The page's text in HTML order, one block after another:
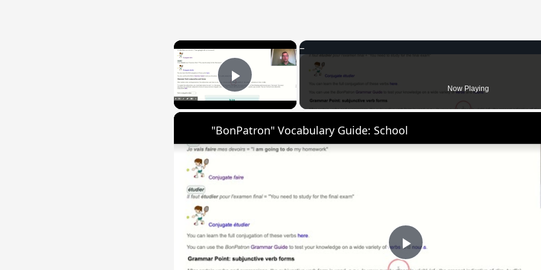
×
Play Video Now Playing
Play
"BonPatron" Vocabulary Guide: School